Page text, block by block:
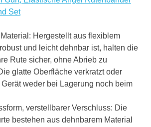
Set
Hergestellt aus flexiblem
und leicht dehnbar ist, halten die
Rute sicher, ohne Abrieb zu
glatte Oberfläche verkratzt oder
weder bei Lagerung noch beim
verstellbarer Verschluss: Die
bestehen aus dehnbarem Material